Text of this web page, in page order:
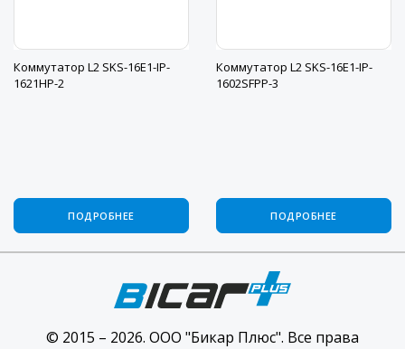
Коммутатор L2 SKS-16E1-IP-
1621HP-2
ПОДРОБНЕЕ
Коммутатор L2 SKS-16E1-IP-
1602SFPP-3
ПОДРОБНЕЕ
© 2015 – 2026. ООО "Бикар Плюс". Все права